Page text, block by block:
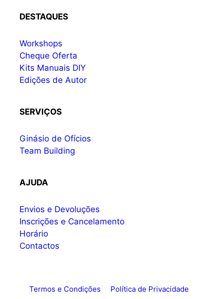
DESTAQUES
Workshops
Cheque Oferta
Kits Manuais DIY
Edições de Autor
SERVIÇOS
Ginásio de Ofícios
Team Building
AJUDA
Envios e Devoluções
Inscrições e Cancelamento
Horário
Contactos
Termos e Condições Política de Privacidade